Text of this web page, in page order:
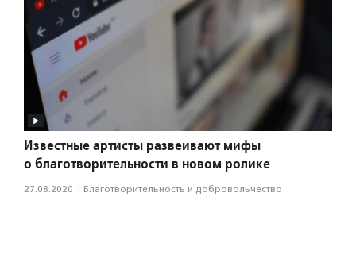
Известные артисты развеивают мифы
о благотворительности в новом ролике
27.08.2020 · Благотвори­тель­ность и доброволь­чест­во